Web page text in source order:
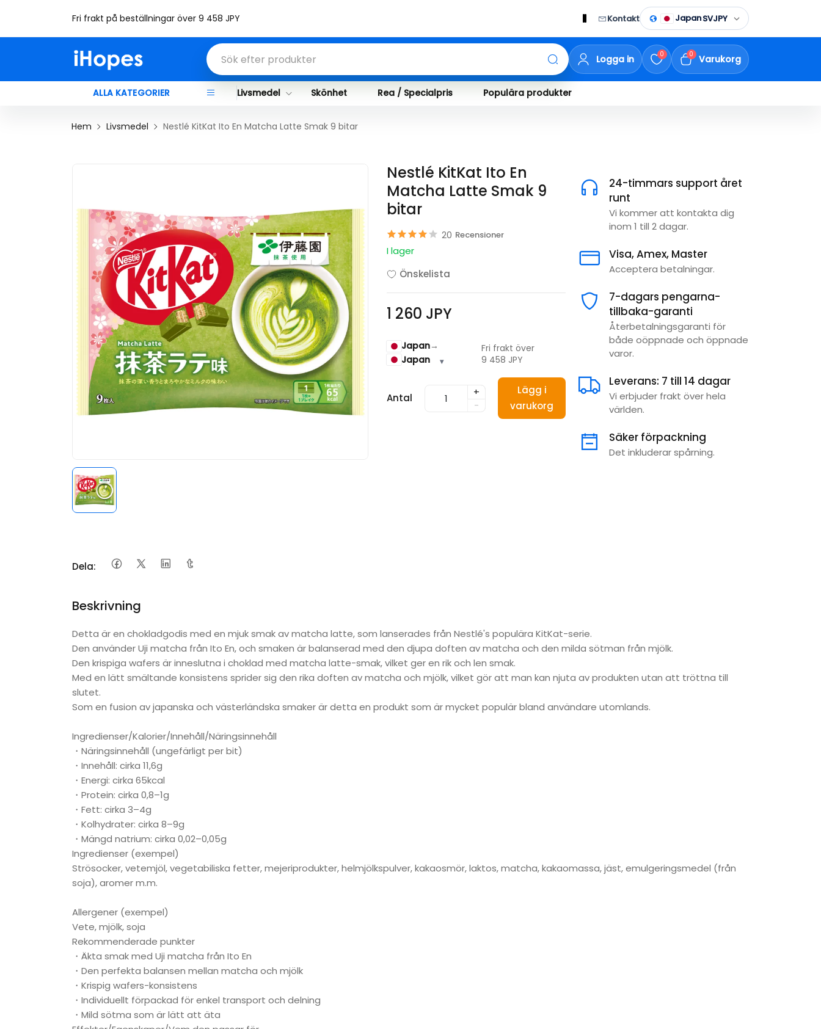
Välkommen till Ihopes Kontakt JapanSVJPY
Logga in 0 0 Varukorg
ALLA KATEGORIER Livsmedel Skönhet Rea / Specialpris Populära produkter
Hem Livsmedel Nestlé KitKat Ito En Matcha Latte Smak 9 bitar
Nestlé KitKat Ito En
Matcha Latte Smak 9
bitar
20 Recensioner
I lager
Önskelista
1 260 JPY
Japan→
Japan
▾
Fri frakt över
9 458 JPY
Antal
+
-
Lägg i
varukorg
24-timmars support året
runt
Vi kommer att kontakta dig
inom 1 till 2 dagar.
Visa, Amex, Master
Acceptera betalningar.
7-dagars pengarna-
tillbaka-garanti
Återbetalningsgaranti för
både oöppnade och öppnade
varor.
Leverans: 7 till 14 dagar
Vi erbjuder frakt över hela
världen.
Säker förpackning
Det inkluderar spårning.
Dela:
Beskrivning
Detta är en chokladgodis med en mjuk smak av matcha latte, som lanserades från Nestlé's populära KitKat-serie.
Den använder Uji matcha från Ito En, och smaken är balanserad med den djupa doften av matcha och den milda sötman från mjölk.
Den krispiga wafers är inneslutna i choklad med matcha latte-smak, vilket ger en rik och len smak.
Med en lätt smältande konsistens sprider sig den rika doften av matcha och mjölk, vilket gör att man kan njuta av produkten utan att tröttna till
slutet.
Som en fusion av japanska och västerländska smaker är detta en produkt som är mycket populär bland användare utomlands.
Ingredienser/Kalorier/Innehåll/Näringsinnehåll
・Näringsinnehåll (ungefärligt per bit)
・Innehåll: cirka 11,6g
・Energi: cirka 65kcal
・Protein: cirka 0,8–1g
・Fett: cirka 3–4g
・Kolhydrater: cirka 8–9g
・Mängd natrium: cirka 0,02–0,05g
Ingredienser (exempel)
Strösocker, vetemjöl, vegetabiliska fetter, mejeriprodukter, helmjölkspulver, kakaosmör, laktos, matcha, kakaomassa, jäst, emulgeringsmedel (från
soja), aromer m.m.
Allergener (exempel)
Vete, mjölk, soja
Rekommenderade punkter
・Äkta smak med Uji matcha från Ito En
・Den perfekta balansen mellan matcha och mjölk
・Krispig wafers-konsistens
・Individuellt förpackad för enkel transport och delning
・Mild sötma som är lätt att äta